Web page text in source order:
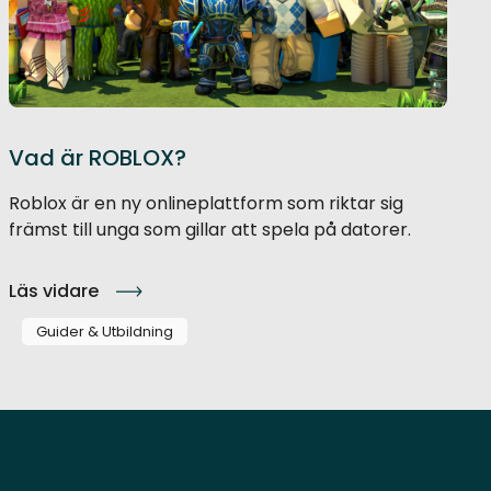
Vad är ROBLOX?
Roblox är en ny onlineplattform som riktar sig
främst till unga som gillar att spela på datorer.
Läs vidare
Guider & Utbildning